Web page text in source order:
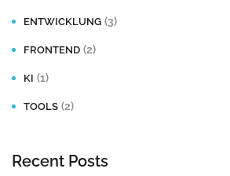
ENTWICKLUNG (3)
FRONTEND (2)
KI (1)
TOOLS (2)
Recent Posts